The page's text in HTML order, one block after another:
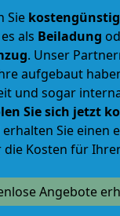
Sie kostengünstig
als Beiladung
. Unser
aufgebaut
und sogar
Sie sich jetzt
Sie einen
Kosten für
Angebote